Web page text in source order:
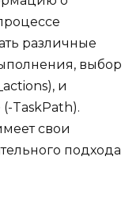
различные
выбор
и
TaskPath).
свои
подхода